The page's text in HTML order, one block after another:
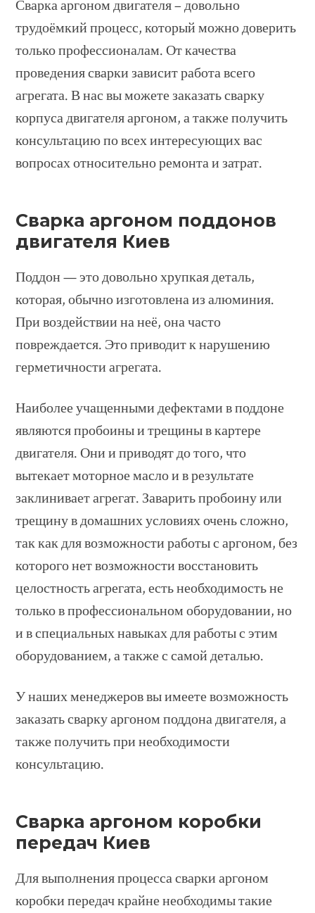
Сварка аргоном двигателя – довольно
трудоёмкий процесс, который можно доверить
только профессионалам. От качества
проведения сварки зависит работа всего
агрегата. В нас вы можете заказать сварку
корпуса двигателя аргоном, а также получить
консультацию по всех интересующих вас
вопросах относительно ремонта и затрат.
Сварка аргоном поддонов
двигателя Киев
Поддон — это довольно хрупкая деталь,
которая, обычно изготовлена из алюминия.
При воздействии на неё, она часто
повреждается. Это приводит к нарушению
герметичности агрегата.
Наиболее учащенными дефектами в поддоне
являются пробоины и трещины в картере
двигателя. Они и приводят до того, что
вытекает моторное масло и в результате
заклинивает агрегат. Заварить пробоину или
трещину в домашних условиях очень сложно,
так как для возможности работы с аргоном, без
которого нет возможности восстановить
целостность агрегата, есть необходимость не
только в профессиональном оборудовании, но
и в специальных навыках для работы с этим
оборудованием, а также с самой деталью.
У наших менеджеров вы имеете возможность
заказать сварку аргоном поддона двигателя, а
также получить при необходимости
консультацию.
Сварка аргоном коробки
передач Киев
Для выполнения процесса сварки аргоном
коробки передач крайне необходимы такие